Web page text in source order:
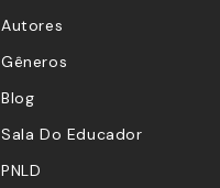
Autores
Gêneros
Blog
Sala Do Educador
PNLD